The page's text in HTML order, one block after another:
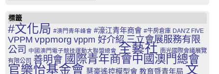
標籤
#文化局 #澳門青年峰會 #濠江青年商會 #牛房倉庫 DAN'Z FIVE
VPPM vppmorg vppm 好介紹 三立會展服務有限
公司 中國澳門電子競技運動大聯盟總會 全藝社 南光國際會議展覽
有限公司 善明會 國際青年商會中國澳門總會
官樂怡基金會 慧豪遙控模型會 教育暨青年局 文